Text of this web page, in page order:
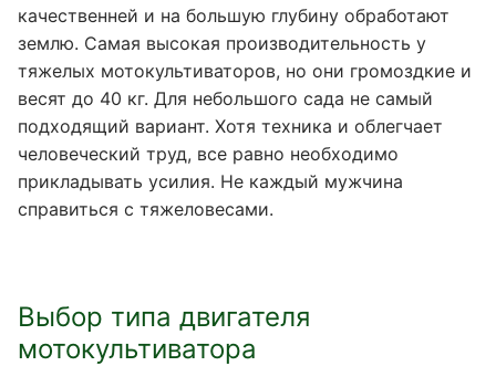
качественней и на большую глубину обработают
землю. Самая высокая производительность у
тяжелых мотокультиваторов, но они громоздкие и
весят до 40 кг. Для небольшого сада не самый
подходящий вариант. Хотя техника и облегчает
человеческий труд, все равно необходимо
прикладывать усилия. Не каждый мужчина
справиться с тяжеловесами.
Выбор типа двигателя
мотокультиватора